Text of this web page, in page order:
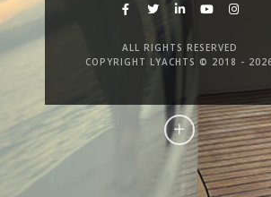
ALL RIGHTS RESERVED
COPYRIGHT LYACHTS © 2018 -